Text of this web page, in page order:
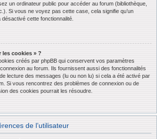
un ordinateur public pour accéder au forum (bibliothèque,
Si vous ne voyez pas cette case, cela signifie qu’un
cette fonctionnalité.
les cookies » ?
créés par phpBB qui conservent vos paramètres
au forum. Ils fournissent aussi des fonctionnalités
lecture des messages (lu ou non lu) si cela a été activé par
Si vous rencontrez des problèmes de connexion ou de
des cookies pourrait les résoudre.
de l’utilisateur